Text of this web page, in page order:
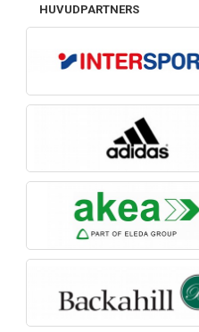
HUVUDPARTNERS